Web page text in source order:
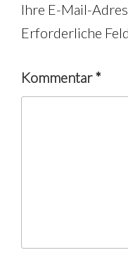
Ihre E-Mail-
Erforderliche
Kommentar*